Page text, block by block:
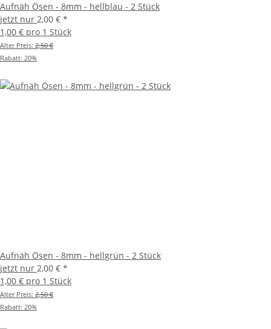
Aufnäh Ösen - 8mm - hellblau - 2 Stück
jetzt nur 2,00 € *
1,00 € pro 1 Stück
Alter Preis: 2,50 €
Rabatt: 20%
Aufnäh Ösen - 8mm - hellgrün - 2 Stück
jetzt nur 2,00 € *
1,00 € pro 1 Stück
Alter Preis: 2,50 €
Rabatt: 20%